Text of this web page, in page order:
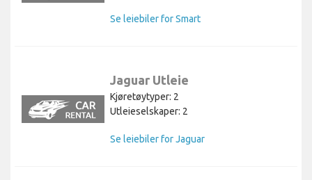
Se leiebiler for Smart
Jaguar Utleie
Kjøretøytyper: 2
Utleieselskaper: 2
Se leiebiler for Jaguar